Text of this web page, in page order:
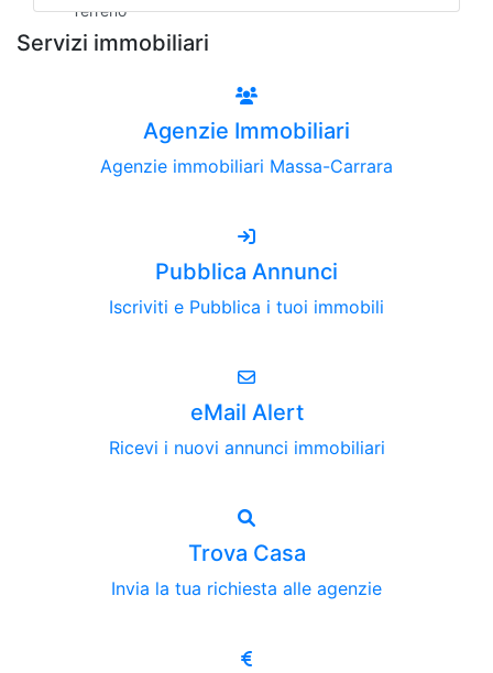
Terreno
Servizi immobiliari
Agenzie Immobiliari
Agenzie immobiliari Massa-Carrara
Pubblica Annunci
Iscriviti e Pubblica i tuoi immobili
eMail Alert
Ricevi i nuovi annunci immobiliari
Trova Casa
Invia la tua richiesta alle agenzie